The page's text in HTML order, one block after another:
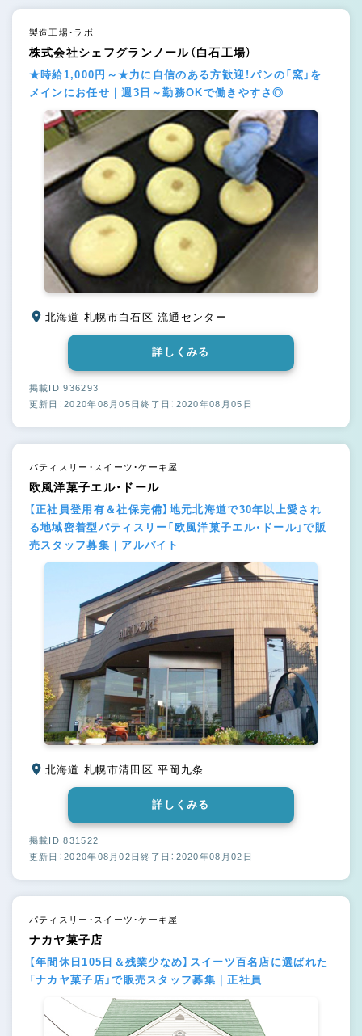
製造工場・ラボ
株式会社シェフグランノール（白石工場）
★時給1,000円～★力に自信のある方歓迎！パンの「窯」を
メインにお任せ｜週3日～勤務OKで働きやすさ◎
北海道 札幌市白石区 流通センター
詳しくみる
掲載ID 936293
更新日：2020年08月05日終了日：2020年08月05日
パティスリー・スイーツ・ケーキ屋
欧風洋菓子エル・ドール
【正社員登用有＆社保完備】地元北海道で30年以上愛され
る地域密着型パティスリー「欧風洋菓子エル・ドール」で販
売スタッフ募集｜アルバイト
北海道 札幌市清田区 平岡九条
詳しくみる
掲載ID 831522
更新日：2020年08月02日終了日：2020年08月02日
パティスリー・スイーツ・ケーキ屋
ナカヤ菓⼦店
【年間休日105日＆残業少なめ】スイーツ百名店に選ばれた
「ナカヤ菓子店」で販売スタッフ募集｜正社員